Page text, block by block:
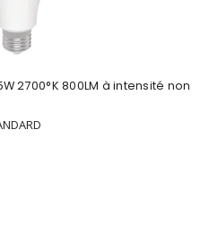
2700°K 800LM à intensité non